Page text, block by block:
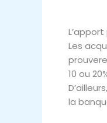
Les
10 ou
la